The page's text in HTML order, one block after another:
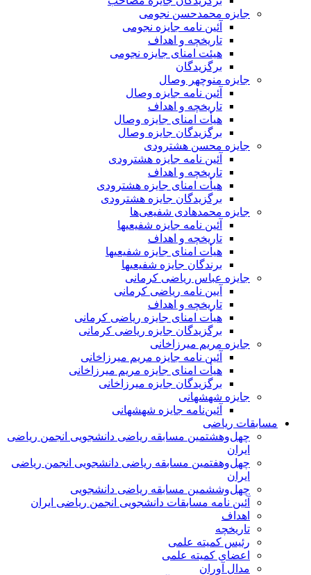
جایزه محمدحسن نجومی
آئین نامه جایزه نجومی
تاریخچه و اهداف
هیئت امنای جایزه نجومی
برگزیدگان
جایزه منوچهر وصال
آئین نامه جایزه وصال
تاریخچه و اهداف
هیأت امنای جایزه وصال
برگزیدگان جایزه وصال
جایزه محسن هشترودی
آئین نامه جایزه هشترودی
تاریخچه و اهداف
هیأت امنای جایزه هشترودی
برگزیدگان جایزه هشترودی
جایزه محمدهادی شفیعی‌ها
آئین نامه جایزه شفیعیها
تاریخچه و اهداف
هیأت امنای جایزه شفیعیها
برندگان جایزه شفیعیها
جایزه عباس ریاضی کرمانی
آیین نامه ریاضی کرمانی
تاریخچه و اهداف
هیأت امنای جایزه ریاضی کرمانی
برگزیدگان جایزه ریاضی کرمانی
جایزه مریم میرزاخانی
آئین نامه جایزه مریم میرزاخانی
هیأت امنای جایزه مریم میرزاخانی
برگزیدگان جایزه میرزاخانی
جایزه شهشهانی
آئین‌نامه جایزه شهشهانی
مسابقات ریاضی
چهل‌و‌هشتمین مسابقه ریاضی دانشجویی انجمن ریاضی
ایران
چهل‌و‌هفتمین مسابقه ریاضی دانشجویی انجمن ریاضی
ایران
چهل‌و‌ششمین مسابقه ریاضی دانشجویی
آئین نامه مسابقات دانشجویی انجمن ریاضی ایران
اهداف
تاریخچه
رئیس کمیته علمی
اعضای کمیته علمی
مدال آوران